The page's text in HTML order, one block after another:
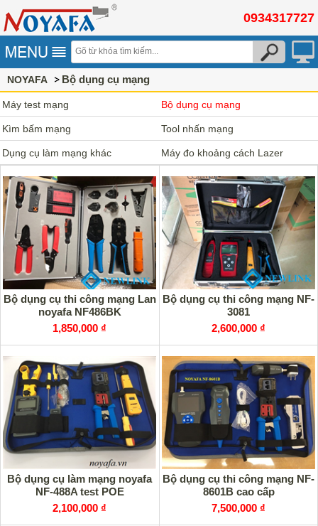
0934317727
NOYAFA Bộ dụng cụ mạng
Máy test mạng Bộ dụng cụ mạng
Kìm bấm mạng Tool nhấn mạng
Dụng cụ làm mạng khác Máy đo khoảng cách Lazer
Bộ dụng cụ thi công mạng Lan
noyafa NF486BK
1,850,000 ₫
Bộ dụng cụ thi công mạng NF-
3081
2,600,000 ₫
Bộ dụng cụ làm mạng noyafa
NF-488A test POE
2,100,000 ₫
Bộ dụng cụ thi công mạng NF-
8601B cao cấp
7,500,000 ₫